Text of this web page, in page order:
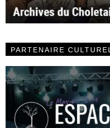
PARTENAIRE CULTUREL